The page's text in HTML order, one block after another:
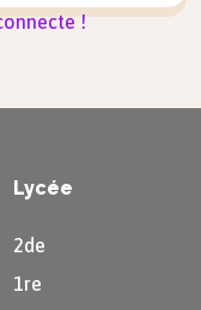
!
Lycée
2de
1re